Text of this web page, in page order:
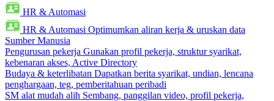
HR & Automasi
HR & Automasi Optimumkan aliran kerja & uruskan data
Sumber Manusia
Pengurusan pekerja Gunakan profil pekerja, struktur syarikat,
kebenaran akses, Active Directory
Budaya & keterlibatan Dapatkan berita syarikat, undian, lencana
penghargaan, teg, pemberitahuan peribadi
SM alat mudah alih Sembang, panggilan video, profil pekerja,